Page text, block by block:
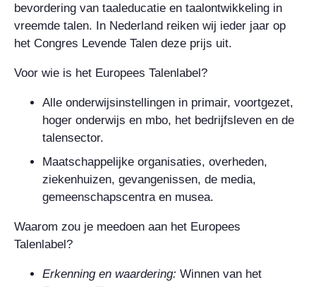
bevordering van taaleducatie en taalontwikkeling in
vreemde talen. In Nederland reiken wij ieder jaar op
het Congres Levende Talen deze prijs uit.
Voor wie is het Europees Talenlabel?
Alle onderwijsinstellingen in primair, voortgezet,
hoger onderwijs en mbo, het bedrijfsleven en de
talensector.
Maatschappelijke organisaties, overheden,
ziekenhuizen, gevangenissen, de media,
gemeenschapscentra en musea.
Waarom zou je meedoen aan het Europees
Talenlabel?
Erkenning en waardering: Winnen van het